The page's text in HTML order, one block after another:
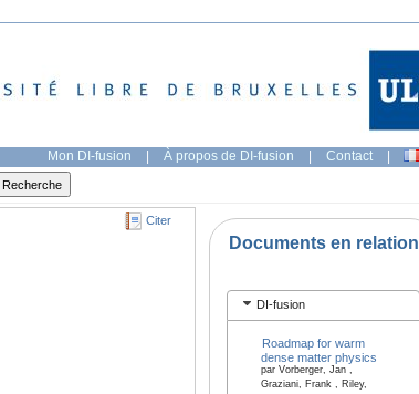
Mon DI-fusion | À propos de DI-fusion | Contact |
Citer
Documents en relation
DI-fusion
Roadmap for warm
dense matter physics
par Vorberger, Jan ,
Graziani, Frank , Riley,